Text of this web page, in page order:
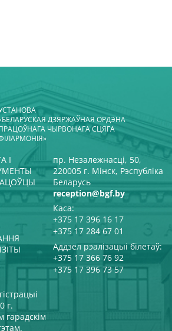
ДЗЯРЖАЎНАЯ ОРДЭНА
ЧЫРВОНАГА СЦЯГА
І
пр. Незалежнасці, 50,
220005 г. Мінск, Рэспубліка
Беларусь
reception@bgf.by
Каса:
+375 17 396 16 17
+375 17 284 67 01
Аддзел рэалізацыі білетаў:
+375 17 366 76 92
+375 17 396 73 57
г.
гарадскім